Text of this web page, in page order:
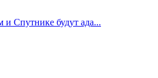
и Спутнике будут ада...